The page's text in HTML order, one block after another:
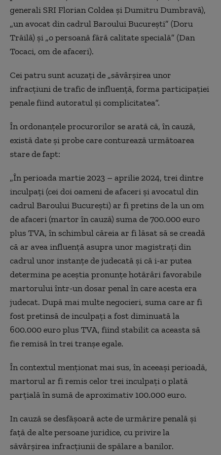
generali SRI Florian Coldea și Dumitru Dumbravă),
„un avocat din cadrul Baroului București” (Doru
Trăilă) și „o persoană fără calitate specială” (Dan
Tocaci, om de afaceri).
Cei patru sunt acuzați de „săvârșirea unor
infracțiuni de trafic de influență, forma participației
penale fiind autoratul și complicitatea”.
În ordonanțele procurorilor se arată că, în cauză,
există date și probe care conturează următoarea
stare de fapt:
„În perioada martie 2023 – aprilie 2024, trei dintre
inculpați (cei doi oameni de afaceri și avocatul din
cadrul Baroului București) ar fi pretins de la un om
de afaceri (martor în cauză) suma de 700.000 euro
plus TVA, în schimbul căreia ar fi lăsat să se creadă
că ar avea influență asupra unor magistrați din
cadrul unor instanțe de judecată și că i-ar putea
determina pe aceștia pronunțe hotărâri favorabile
martorului într-un dosar penal în care acesta era
judecat. După mai multe negocieri, suma care ar fi
fost pretinsă de inculpați a fost diminuată la
600.000 euro plus TVA, fiind stabilit ca aceasta să
fie remisă în trei tranșe egale.
În contextul menționat mai sus, în aceeași perioadă,
martorul ar fi remis celor trei inculpați o plată
parțială în sumă de aproximativ 100.000 euro.
In cauză se desfășoară acte de urmărire penală și
față de alte persoane juridice, cu privire la
săvârșirea infracțiunii de spălare a banilor.